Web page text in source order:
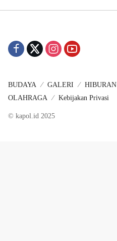
BUDAYA GALERI HIBURAN
OLAHRAGA
Kebijakan Privasi
© kapol.id 2025